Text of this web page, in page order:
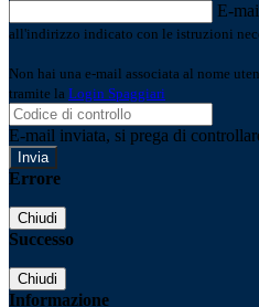
E-
all'indirizzo indicato con le istruzioni
Non hai una e-mail associata al nome
tramite la Login Spaggiari
E-mail inviata, si prega di
Errore
Chiudi
Successo
Chiudi
Informazione